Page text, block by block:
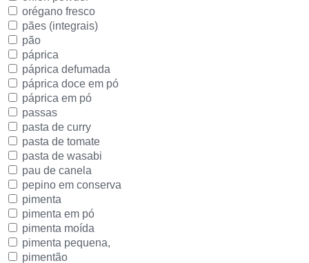
orégano fresco
pães (integrais)
pão
páprica
páprica defumada
páprica doce em pó
páprica em pó
passas
pasta de curry
pasta de tomate
pasta de wasabi
pau de canela
pepino em conserva
pimenta
pimenta em pó
pimenta moída
pimenta pequena,
pimentão